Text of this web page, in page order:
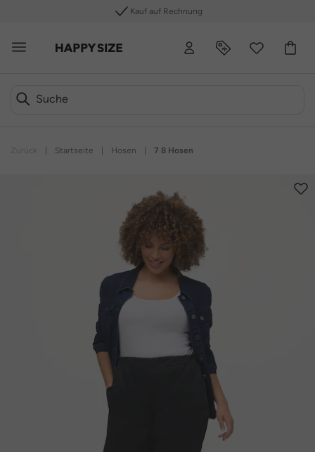
Kauf auf Rechnung
Startseite Hosen 7 8 Hosen